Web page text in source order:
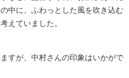
中に、ふわっとした風を吹き込む
えていました。
すが、中村さんの印象はいかがで